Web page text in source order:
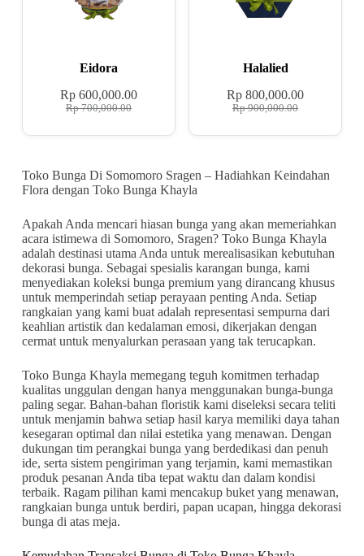
Eidora
Rp700,000.00
Rp600,000.00
Halalied
Rp900,000.00
Rp 800,000.00
Toko Bunga Di Somomoro Sragen – Hadiahkan Keindahan
Flora dengan Toko Bunga Khayla
Apakah Anda mencari hiasan bunga yang akan memeriahkan
acara istimewa di Somomoro, Sragen? Toko Bunga Khayla
adalah destinasi utama Anda untuk merealisasikan kebutuhan
dekorasi bunga. Sebagai spesialis karangan bunga, kami
menyediakan koleksi bunga premium yang dirancang khusus
untuk memperindah setiap perayaan penting Anda. Setiap
rangkaian yang kami buat adalah representasi sempurna dari
keahlian artistik dan kedalaman emosi, dikerjakan dengan
cermat untuk menyalurkan perasaan yang tak terucapkan.
Toko Bunga Khayla memegang teguh komitmen terhadap
kualitas unggulan dengan hanya menggunakan bunga-bunga
paling segar. Bahan-bahan floristik kami diseleksi secara teliti
untuk menjamin bahwa setiap hasil karya memiliki daya tahan
kesegaran optimal dan nilai estetika yang menawan. Dengan
dukungan tim perangkai bunga yang berdedikasi dan penuh
ide, serta sistem pengiriman yang terjamin, kami memastikan
produk pesanan Anda tiba tepat waktu dan dalam kondisi
terbaik. Ragam pilihan kami mencakup buket yang menawan,
rangkaian bunga untuk berdiri, papan ucapan, hingga dekorasi
bunga di atas meja.